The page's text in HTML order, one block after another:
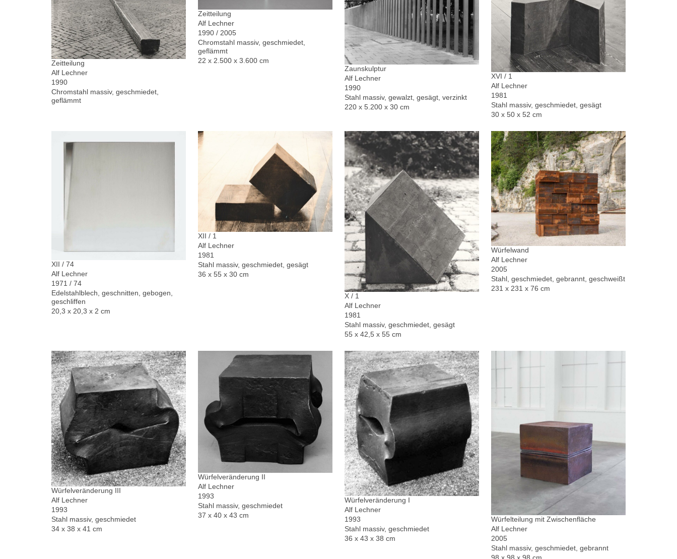
Zeitteilung
Alf Lechner
1990
Chromstahl massiv, geschmiedet,
geflämmt
Zeitteilung
Alf Lechner
1990 / 2005
Chromstahl massiv, geschmiedet,
geflämmt
22 x 2.500 x 3.600 cm
Zaunskulptur
Alf Lechner
1990
Stahl massiv, gewalzt, gesägt, verzinkt
220 x 5.200 x 30 cm
XVI / 1
Alf Lechner
1981
Stahl massiv, geschmiedet, gesägt
30 x 50 x 52 cm
XII / 74
Alf Lechner
1971 / 74
Edelstahlblech, geschnitten, gebogen,
geschliffen
20,3 x 20,3 x 2 cm
XII / 1
Alf Lechner
1981
Stahl massiv, geschmiedet, gesägt
36 x 55 x 30 cm
X / 1
Alf Lechner
1981
Stahl massiv, geschmiedet, gesägt
55 x 42,5 x 55 cm
Würfelwand
Alf Lechner
2005
Stahl, geschmiedet, gebrannt, geschweißt
231 x 231 x 76 cm
Würfelveränderung III
Alf Lechner
1993
Stahl massiv, geschmiedet
34 x 38 x 41 cm
Würfelveränderung II
Alf Lechner
1993
Stahl massiv, geschmiedet
37 x 40 x 43 cm
Würfelveränderung I
Alf Lechner
1993
Stahl massiv, geschmiedet
36 x 43 x 38 cm
Würfelteilung mit Zwischenfläche
Alf Lechner
2005
Stahl massiv, geschmiedet, gebrannt